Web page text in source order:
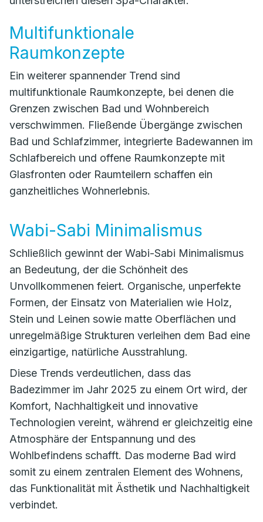
Multifunktionale
Raumkonzepte
Ein weiterer spannender Trend sind
multifunktionale Raumkonzepte, bei denen die
Grenzen zwischen Bad und Wohnbereich
verschwimmen. Fließende Übergänge zwischen
Bad und Schlafzimmer, integrierte Badewannen im
Schlafbereich und offene Raumkonzepte mit
Glasfronten oder Raumteilern schaffen ein
ganzheitliches Wohnerlebnis.
Wabi-Sabi Minimalismus
Schließlich gewinnt der Wabi-Sabi Minimalismus
an Bedeutung, der die Schönheit des
Unvollkommenen feiert. Organische, unperfekte
Formen, der Einsatz von Materialien wie Holz,
Stein und Leinen sowie matte Oberflächen und
unregelmäßige Strukturen verleihen dem Bad eine
einzigartige, natürliche Ausstrahlung.
Diese Trends verdeutlichen, dass das
Badezimmer im Jahr 2025 zu einem Ort wird, der
Komfort, Nachhaltigkeit und innovative
Technologien vereint, während er gleichzeitig eine
Atmosphäre der Entspannung und des
Wohlbefindens schafft. Das moderne Bad wird
somit zu einem zentralen Element des Wohnens,
das Funktionalität mit Ästhetik und Nachhaltigkeit
verbindet.